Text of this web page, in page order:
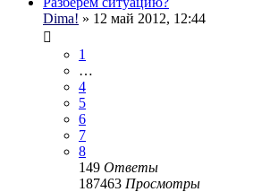
Dima! » 12 май 2012, 12:44
1
…
4
5
6
7
8
149 Ответы
187463 Просмотры